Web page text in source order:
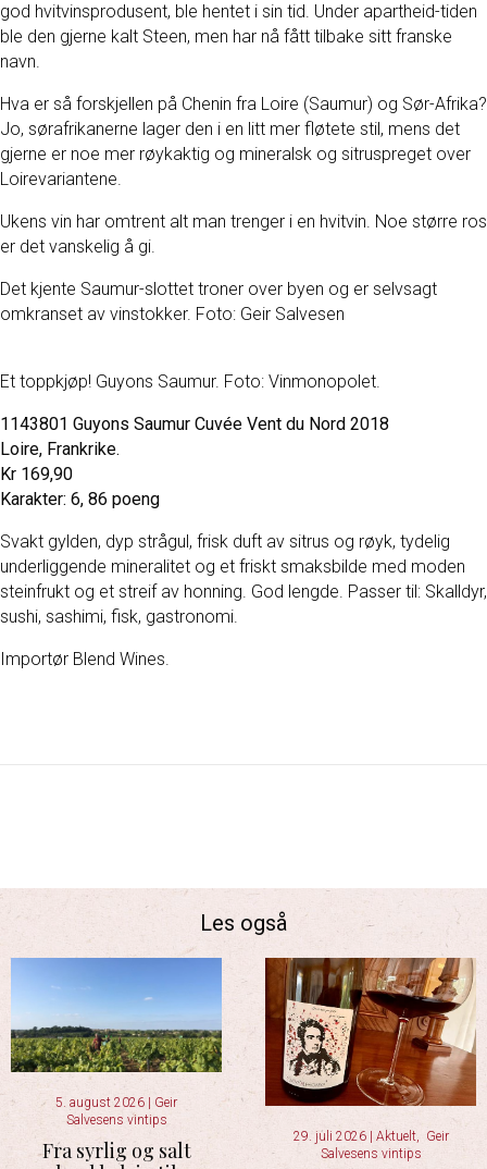
god hvitvinsprodusent, ble hentet i sin tid. Under apartheid-tiden
ble den gjerne kalt Steen, men har nå fått tilbake sitt franske
navn.
Hva er så forskjellen på Chenin fra Loire (Saumur) og Sør-Afrika?
Jo, sørafrikanerne lager den i en litt mer fløtete stil, mens det
gjerne er noe mer røykaktig og mineralsk og sitruspreget over
Loirevariantene.
Ukens vin har omtrent alt man trenger i en hvitvin. Noe større ros
er det vanskelig å gi.
Det kjente Saumur-slottet troner over byen og er selvsagt
omkranset av vinstokker. Foto: Geir Salvesen
Et toppkjøp! Guyons Saumur. Foto: Vinmonopolet.
1143801 Guyons Saumur Cuvée Vent du Nord 2018
Loire, Frankrike.
Kr 169,90
Karakter: 6, 86 poeng
Svakt gylden, dyp strågul, frisk duft av sitrus og røyk, tydelig
underliggende mineralitet og et friskt smaksbilde med moden
steinfrukt og et streif av honning. God lengde. Passer til: Skalldyr,
sushi, sashimi, fisk, gastronomi.
Importør Blend Wines.
Les også
5. august 2026
Geir
Salvesens vintips
Fra syrlig og salt
29. juli 2026 Aktuelt, Geir
Salvesens vintips